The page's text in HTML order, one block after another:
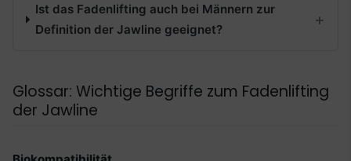
Ist das Fadenlifting auch bei Männern zur
Definition der Jawline geeignet?
Glossar: Wichtige Begriffe zum Fadenlifting
der Jawline